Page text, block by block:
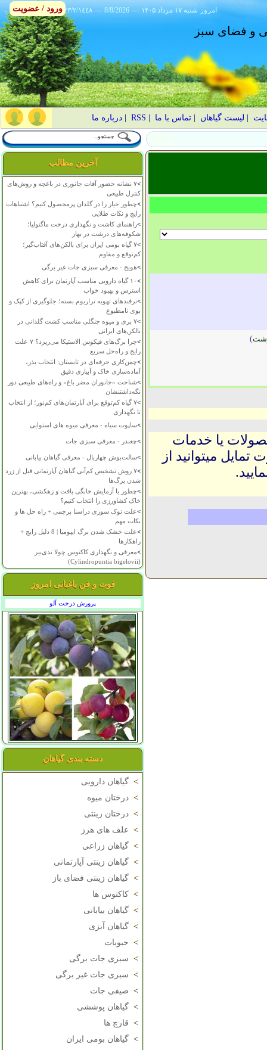
٢٣/٢/١٤٤٨ --- 8/8/2026 --- ۱۴۰۵ شنبه ۱۷ مرداد امروز
و فضای سبز
لیست گیاهان |تماس با ما RSS
|درباره ما
آخرین مطالب
>
۷ نشانه حضور آفات جانوری در باغچه و روش‌های
کنترل طبیعی
>چطور خیار را در گلدان پرمحصول کنیم؟ اشتباهات
رایج و نکات طلایی
>راهنمای کاشت و نگهداری درخت ماگنولیا؛
شکوفه‌های درشت در بهار
>
۷ گیاه بومی ایران برای بالکن‌های آفتاب‌گیر؛
کم‌توقع و مقاوم
>هویج - معرفی سبزی جات غیر برگی
>
۱۰ گیاه دارویی مناسب آپارتمان برای کاهش
استرس و بهبود خواب
>ترفندهای تهویه تراریوم بسته؛ جلوگیری از کپک و
بوی نامطبوع
>
۷ بری و میوه جنگلی مناسب کشت گلدانی در
بالکن‌های ایرانی
>
چرا برگ‌های فیکوس الاستیکا می‌ریزد؟ ۷ علت
رایج و راه‌حل سریع
>چمن‌کاری حرفه‌ای در تابستان: انتخاب بذر،
آماده‌سازی خاک و آبیاری دقیق
>شناخت «جانوران مضر باغ» و راه‌های طبیعی دور
نگه‌داشتنشان
>
۷ گیاه کم‌توقع برای آپارتمان‌های کم‌نور؛ از انتخاب
تا نگهداری
>ساپوت سیاه - معرفی میوه های استوایی
>چغندر - معرفی سبزی جات
>سالت‌بوش چهاربال - معرفی گیاهان بیابانی
>
۷ روش تشخیص کم‌آبی گیاهان آپارتمانی قبل از زرد
شدن برگ‌ها
>چطور با آزمایش خانگی بافت و زهکشی، بهترین
خاک کشاورزی را انتخاب کنیم؟
>علت نوک سوزی دراسنا پرچمی + راه حل ها و
نکات مهم
>
علت خشک شدن برگ ایپومیا | 8 دلیل رایج +
راهکارها
>معرفی و نگهداری کاکتوس چولا تدی‌بیر
(Cylindropuntia bigelovii)
فوت و فن باغبانی امروز
پرورش درخت آلو
دسته بندی گیاهان
> گیاهان دارویی
> درختان میوه
> درختان زینتی
> علف های هرز
> گیاهان زراعی
> گیاهان زینتی آپارتمانی
> گیاهان زینتی فضای باز
> کاکتوس ها
> گیاهان بیابانی
> گیاهان آبزی
> حبوبات
> سبزی جات برگی
> سبزی جات غیر برگی
> صیفی جات
> گیاهان پوششی
> قارچ ها
> گیاهان بومی ایران
)
یا خدمات
میتوانید از
ورود / عضویت